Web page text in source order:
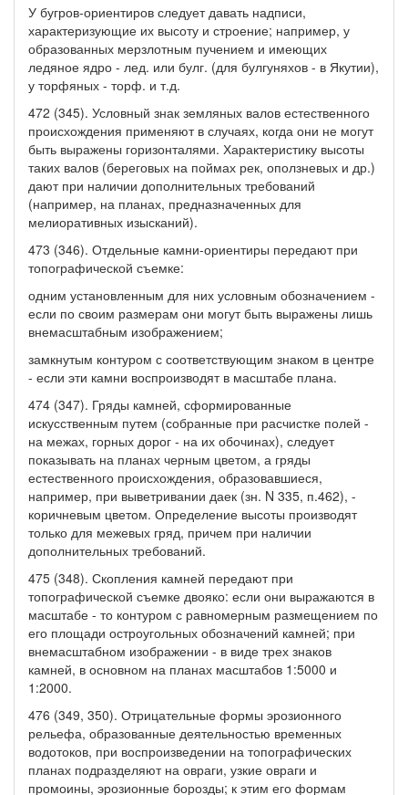
У бугров-ориентиров следует давать надписи,
характеризующие их высоту и строение; например, у
образованных мерзлотным пучением и имеющих
ледяное ядро - лед. или булг. (для булгуняхов - в Якутии),
у торфяных - торф. и т.д.
472 (345). Условный знак земляных валов естественного
происхождения применяют в случаях, когда они не могут
быть выражены горизонталями. Характеристику высоты
таких валов (береговых на поймах рек, оползневых и др.)
дают при наличии дополнительных требований
(например, на планах, предназначенных для
мелиоративных изысканий).
473 (346). Отдельные камни-ориентиры передают при
топографической съемке:
одним установленным для них условным обозначением -
если по своим размерам они могут быть выражены лишь
внемасштабным изображением;
замкнутым контуром с соответствующим знаком в центре
- если эти камни воспроизводят в масштабе плана.
474 (347). Гряды камней, сформированные
искусственным путем (собранные при расчистке полей -
на межах, горных дорог - на их обочинах), следует
показывать на планах черным цветом, а гряды
естественного происхождения, образовавшиеся,
например, при выветривании даек (зн. N 335, п.462), -
коричневым цветом. Определение высоты производят
только для межевых гряд, причем при наличии
дополнительных требований.
475 (348). Скопления камней передают при
топографической съемке двояко: если они выражаются в
масштабе - то контуром с равномерным размещением по
его площади остроугольных обозначений камней; при
внемасштабном изображении - в виде трех знаков
камней, в основном на планах масштабов 1:5000 и
1:2000.
476 (349, 350). Отрицательные формы эрозионного
рельефа, образованные деятельностью временных
водотоков, при воспроизведении на топографических
планах подразделяют на овраги, узкие овраги и
промоины, эрозионные борозды; к этим его формам